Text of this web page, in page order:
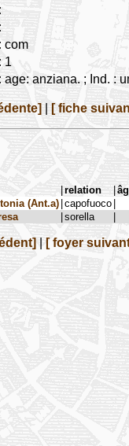
com
1
age: anziana. ; Ind. :
[ fiche
|relation |
(Ant.a) |capofuoco |
|sorella |
[ foyer